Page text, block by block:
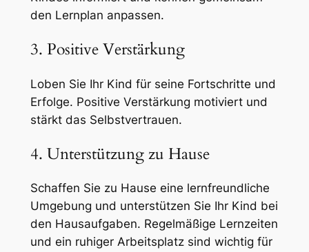
den Lernplan anpassen.
3. Positive Verstärkung
Loben Sie Ihr Kind für seine Fortschritte und
Erfolge. Positive Verstärkung motiviert und
stärkt das Selbstvertrauen.
4. Unterstützung zu Hause
Schaffen Sie zu Hause eine lernfreundliche
Umgebung und unterstützen Sie Ihr Kind bei
den Hausaufgaben. Regelmäßige Lernzeiten
und ein ruhiger Arbeitsplatz sind wichtig für